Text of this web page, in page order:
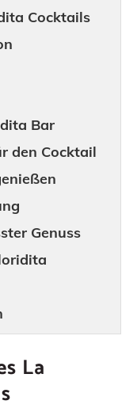
Cocktails
Bar
den Cocktail
Genuss
La